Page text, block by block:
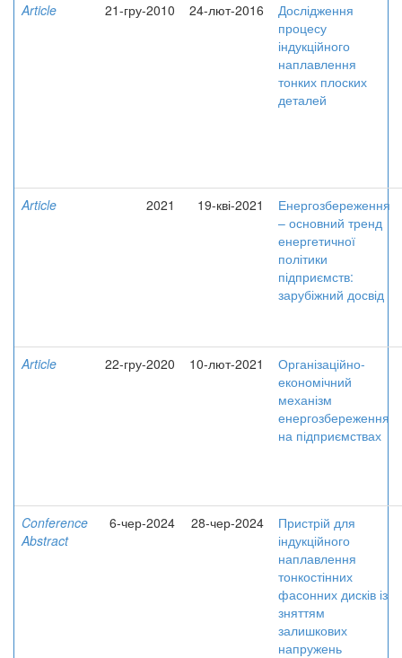
Article 21-гру-2010 24-лют-2016
Дослідження
процесу
індукційного
наплавлення
тонких плоских
деталей
Article 2021 19-кві-2021
Енергозбереження
– основний тренд
енергетичної
політики
підприємств:
зарубіжний досвід
Article 22-гру-2020 10-лют-2021
Організаційно-
економічний
механізм
енергозбереження
на підприємствах
Conference
Abstract
6-чер-2024 28-чер-2024
Пристрій для
індукційного
наплавлення
тонкостінних
фасонних дисків із
зняттям
залишкових
напружень